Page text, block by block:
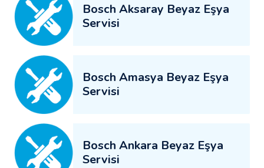
Bosch Aksaray Beyaz Eşya
Servisi
Bosch Amasya Beyaz Eşya
Servisi
Bosch Ankara Beyaz Eşya
Servisi